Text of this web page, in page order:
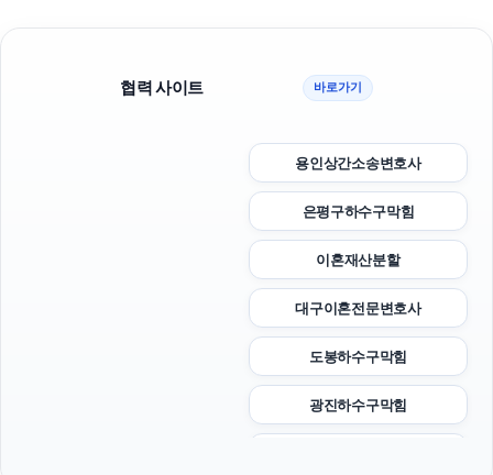
협력 사이트 바로가기
용인상간소송변호사
은평구하수구막힘
이혼재산분할
대구이혼전문변호사
도봉하수구막힘
광진하수구막힘